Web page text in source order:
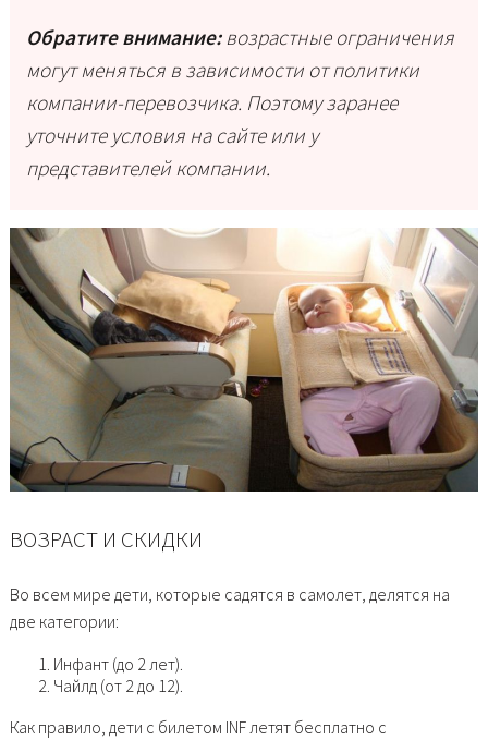
Обратите внимание:возрастные ограничения
могут меняться в зависимости от политики
компании-перевозчика. Поэтому заранее
уточните условия на сайте или у
представителей компании.
ВОЗРАСТ И СКИДКИ
Во всем мире дети, которые садятся в самолет, делятся на
две категории:
Инфант (до 2 лет).
Чайлд (от 2 до 12).
Как правило, дети с билетом INF летят бесплатно с